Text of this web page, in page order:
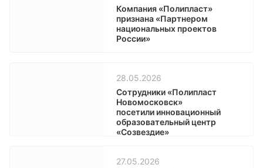
Компания «Полипласт»
признана «Партнером
национальных проектов
России»
28.05.2026
Сотрудники «Полипласт
Новомосковск»
посетили инновационный
образовательный центр
«Созвездие»
27.05.2026